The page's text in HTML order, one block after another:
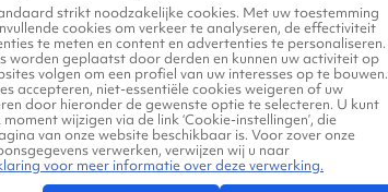
strikt noodzakelijke cookies. Met uw toestemming
cookies om verkeer te analyseren, de effectiviteit
te meten en content en advertenties te personaliseren.
worden geplaatst door derden en kunnen uw activiteit op
volgen om een profiel van uw interesses op te bouwen.
accepteren, niet-essentiële cookies weigeren of uw
door hieronder de gewenste optie te selecteren. U kunt
wijzigen via de link ‘Cookie-instellingen’, die
van onze website beschikbaar is. Voor zover onze
verwerken, verwijzen wij u naar
voor meer informatie over deze verwerking.